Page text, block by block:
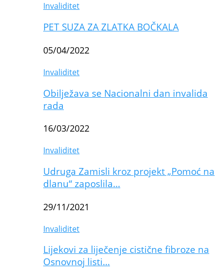
Invaliditet
PET SUZA ZA ZLATKA BOČKALA
05/04/2022
Invaliditet
Obilježava se Nacionalni dan invalida
rada
16/03/2022
Invaliditet
Udruga Zamisli kroz projekt „Pomoć na
dlanu“ zaposlila…
29/11/2021
Invaliditet
Lijekovi za liječenje cistične fibroze na
Osnovnoj listi…